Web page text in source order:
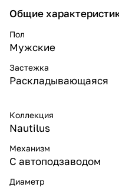
Общие
Пол
Мужские
Застежка
Раскладывающаяся
Коллекция
Nautilus
Механизм
С автоподзаводом
Диаметр